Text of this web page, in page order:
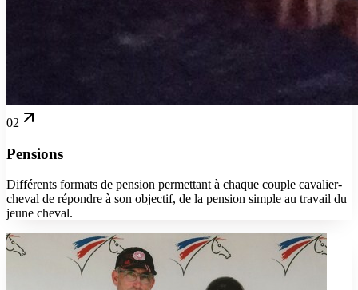
02
Pensions
Différents formats de pension permettant à chaque couple cavalier-
cheval de répondre à son objectif, de la pension simple au travail du
jeune cheval.